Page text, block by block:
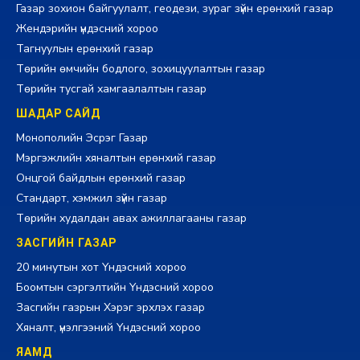
Газар зохион байгуулалт, геодези, зураг зүйн ерөнхий газар
Жендэрийн үндэсний хороо
Тагнуулын ерөнхий газар
Төрийн өмчийн бодлого, зохицуулалтын газар
Төрийн тусгай хамгаалалтын газар
ШАДАР САЙД
Монополийн Эсрэг Газар
Мэргэжлийн хяналтын ерөнхий газар
Онцгой байдлын ерөнхий газар
Стандарт, хэмжил зүйн газар
Төрийн худалдан авах ажиллагааны газар
ЗАСГИЙН ГАЗАР
20 минутын хот Үндэсний хороо
Боомтын сэргэлтийн Үндэсний хороо
Засгийн газрын Хэрэг эрхлэх газар
Хяналт, үнэлгээний Үндэсний хороо
ЯАМД